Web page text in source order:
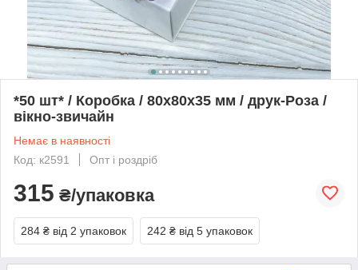
*50 шт* / Коробка / 80х80х35 мм / друк-Роза /
вікно-звичайн
Немає в наявності
Код: к2591
Опт і роздріб
315 ₴/упаковка
284 ₴ від 2 упаковок 242 ₴ від 5 упаковок